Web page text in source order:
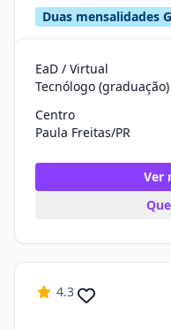
Duas mensalidades
EaD / Virtual
Tecnólogo (graduação)
Centro
Paula Freitas/PR
Ver
4.3